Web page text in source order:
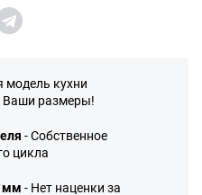
модель кухни
Ваши размеры!
- Собственное
цикла
мм - Нет наценки за